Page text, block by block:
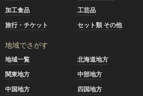
加工食品
工芸品
旅行・チケット
セット類 その他
地域でさがす
地域一覧 北海道地方
関東地方
中部地方
中国地方
四国地方